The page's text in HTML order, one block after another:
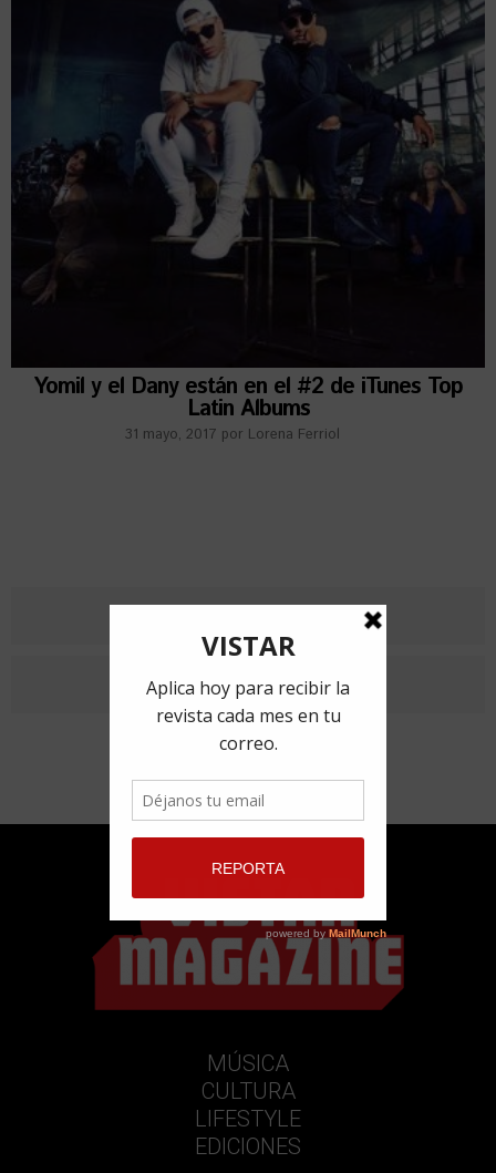
Yomil y el Dany están en el #2 de iTunes Top
Latin Albums
31 mayo, 2017 por Lorena Ferriol
ANTERIORES
MÚSICA
CULTURA
LIFESTYLE
EDICIONES